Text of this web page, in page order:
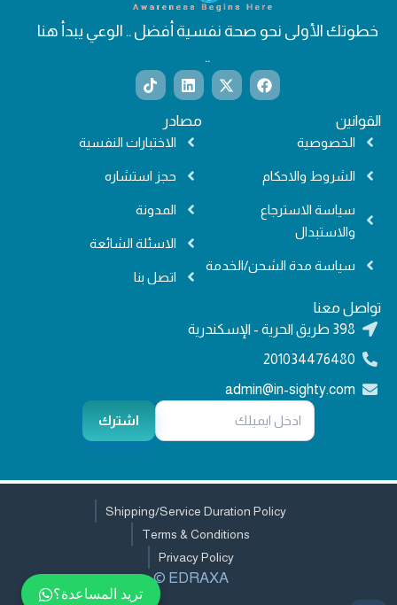
خطوتك الأولى نحو صحة نفسية أفضل .. الوعي يبدأ هنا
..
F
a
k
X
-
L
i
k
e
n
T
i
o
k
القوانين
الخصوصية
الشروط والاحكام
سياسة الاسترجاع
والاستبدال
سياسة مدة الشحن/الخدمة
مصادر
الاختبارات النفسية
حجز استشاره
المدونة
الاسئلة الشائعة
اتصل بنا
تواصل معنا
398 طريق الحرية - الإسكندرية
201034476480
admin@in-sighty.com
اشترك
Shipping/Service Duration Policy
Terms & Conditions
Privacy Policy
EDRAXA ©
تريد المساعدة؟